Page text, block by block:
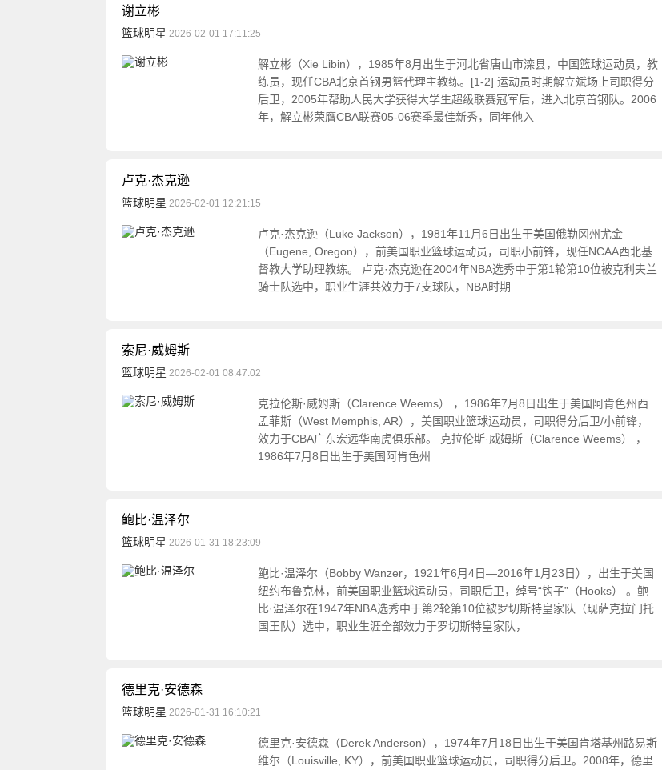
谢立彬
篮球明星 2026-02-01 17:11:25
解立彬（Xie Libin），1985年8月出生于河北省唐山市滦县，中国篮球运动员，教
练员，现任CBA北京首钢男篮代理主教练。[1-2] 运动员时期解立斌场上司职得分
后卫，2005年帮助人民大学获得大学生超级联赛冠军后，进入北京首钢队。2006
年，解立彬荣膺CBA联赛05-06赛季最佳新秀，同年他入
卢克·杰克逊
篮球明星 2026-02-01 12:21:15
卢克·杰克逊（Luke Jackson），1981年11月6日出生于美国俄勒冈州尤金
（Eugene, Oregon），前美国职业篮球运动员，司职小前锋，现任NCAA西北基
督教大学助理教练。 卢克·杰克逊在2004年NBA选秀中于第1轮第10位被克利夫兰
骑士队选中，职业生涯共效力于7支球队，NBA时期
索尼·威姆斯
篮球明星 2026-02-01 08:47:02
克拉伦斯·威姆斯（Clarence Weems） ，1986年7月8日出生于美国阿肯色州西
孟菲斯（West Memphis, AR），美国职业篮球运动员，司职得分后卫/小前锋，
效力于CBA广东宏远华南虎俱乐部。 克拉伦斯·威姆斯（Clarence Weems） ，
1986年7月8日出生于美国阿肯色州
鲍比·温泽尔
篮球明星 2026-01-31 18:23:09
鲍比·温泽尔（Bobby Wanzer，1921年6月4日—2016年1月23日），出生于美国
纽约布鲁克林，前美国职业篮球运动员，司职后卫，绰号“钩子”（Hooks） 。鲍
比·温泽尔在1947年NBA选秀中于第2轮第10位被罗切斯特皇家队（现萨克拉门托
国王队）选中，职业生涯全部效力于罗切斯特皇家队，
德里克·安德森
篮球明星 2026-01-31 16:10:21
德里克·安德森（Derek Anderson），1974年7月18日出生于美国肯塔基州路易斯
维尔（Louisville, KY），前美国职业篮球运动员，司职得分后卫。2008年，德里